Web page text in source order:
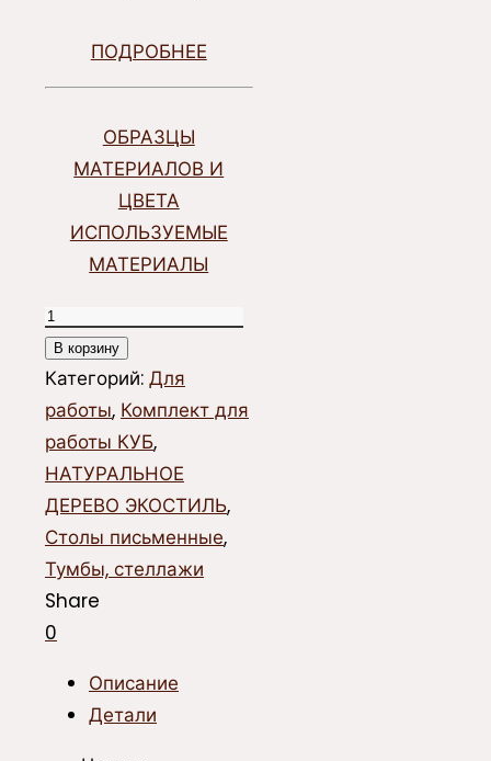
ПОДРОБНЕЕ
ОБРАЗЦЫ
МАТЕРИАЛОВ И
ЦВЕТА
ИСПОЛЬЗУЕМЫЕ
МАТЕРИАЛЫ
Количество
товара
Тумба
КУБ
В корзину
Категорий: Для
работы, Комплект для
работы КУБ,
НАТУРАЛЬНОЕ
ДЕРЕВО ЭКОСТИЛЬ,
Столы письменные,
Тумбы, стеллажи
Share
0
Описание
Детали